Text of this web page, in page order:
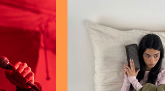
So, 15.12.24